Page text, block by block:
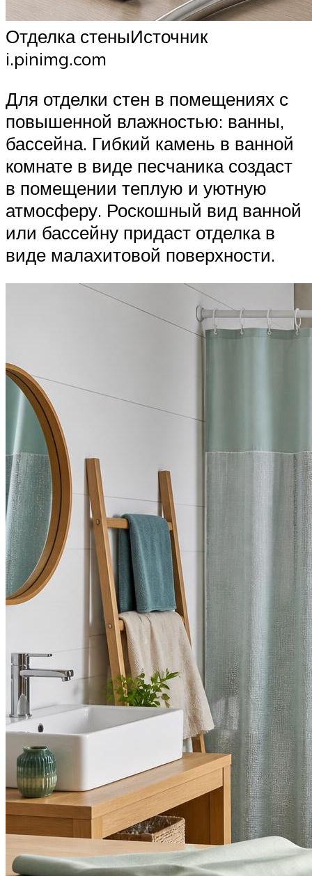
Отделка стеныИсточник
i.pinimg.com
Для отделки стен в помещениях с
повышенной влажностью: ванны,
бассейна. Гибкий камень в ванной
комнате в виде песчаника создаст
в помещении теплую и уютную
атмосферу. Роскошный вид ванной
или бассейну придаст отделка в
виде малахитовой поверхности.